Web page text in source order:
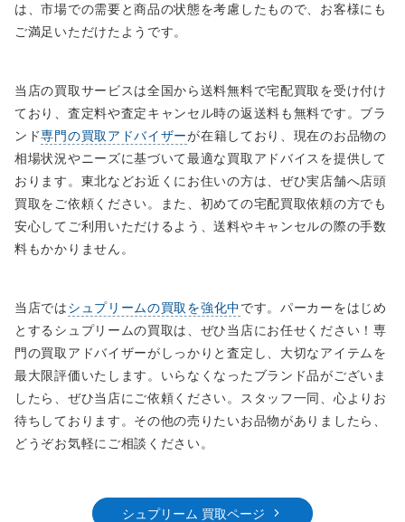
は、市場での需要と商品の状態を考慮したもので、お客様にも
ご満足いただけたようです。
当店の買取サービスは全国から送料無料で宅配買取を受け付け
ており、査定料や査定キャンセル時の返送料も無料です。ブラ
ンド専門の買取アドバイザーが在籍しており、現在のお品物の
相場状況やニーズに基づいて最適な買取アドバイスを提供して
おります。東北などお近くにお住いの方は、ぜひ実店舗へ店頭
買取をご依頼ください。また、初めての宅配買取依頼の方でも
安心してご利用いただけるよう、送料やキャンセルの際の手数
料もかかりません。
当店ではシュプリームの買取を強化中です。パーカーをはじめ
とするシュプリームの買取は、ぜひ当店にお任せください！専
門の買取アドバイザーがしっかりと査定し、大切なアイテムを
最大限評価いたします。いらなくなったブランド品がございま
したら、ぜひ当店にご依頼ください。スタッフ一同、心よりお
待ちしております。その他の売りたいお品物がありましたら、
どうぞお気軽にご相談ください。
シュプリーム 買取ページ